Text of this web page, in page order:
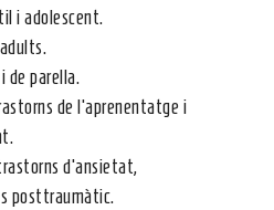
i adolescent.
de parella.
de l’aprenentatge i
d’ansietat,
posttraumàtic.